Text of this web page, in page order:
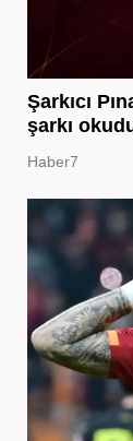
Şarkıcı
şarkı
Haber7